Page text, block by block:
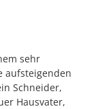
sehr
aufsteigenden
Schneider,
Hausvater,